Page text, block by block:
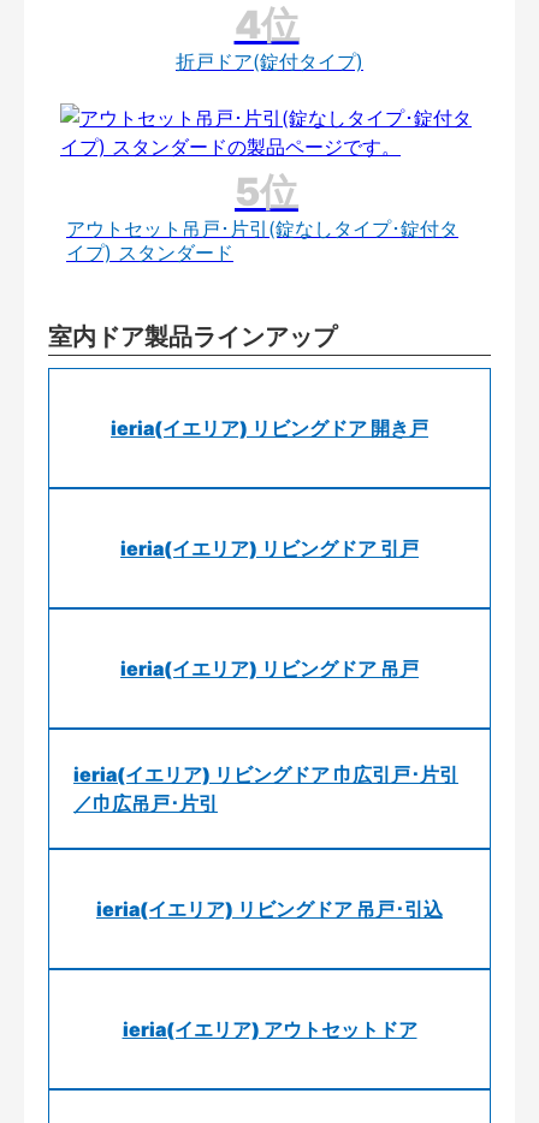
折戸ドア(錠付タイプ)
アウトセット吊戸･片引(錠なしタイプ･錠付タ
イプ) スタンダード
室内ドア製品ラインアップ
ieria(イエリア) リビングドア 開き戸
ieria(イエリア) リビングドア 引戸
ieria(イエリア) リビングドア 吊戸
ieria(イエリア) リビングドア 巾広引戸･片引
／巾広吊戸･片引
ieria(イエリア) リビングドア 吊戸･引込
ieria(イエリア) アウトセットドア